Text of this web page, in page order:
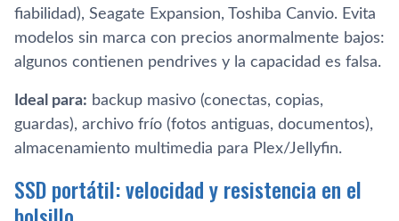
fiabilidad), Seagate Expansion, Toshiba Canvio. Evita
modelos sin marca con precios anormalmente bajos:
algunos contienen pendrives y la capacidad es falsa.
Ideal para: backup masivo (conectas, copias,
guardas), archivo frío (fotos antiguas, documentos),
almacenamiento multimedia para Plex/Jellyfin.
SSD portátil: velocidad y resistencia en el